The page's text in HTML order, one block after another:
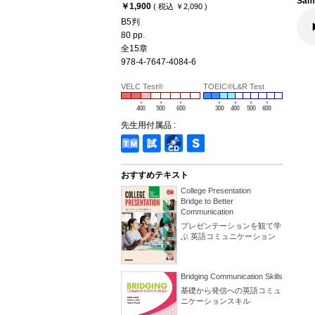
￥1,900 ( 税込 ￥2,090 )
B5判
80 pp.
全15章
978-4-7647-4084-6
VELC Test®
400 500 600
TOEIC®L&R Test
300 400 500 600
先生用付属品 :
おすすめテキスト
College Presentation
Bridge to Better
Communication
プレゼンテーションを観て学
ぶ 英語コミュニケーション
Bridging Communication Skills
基礎から発信への英語コミュ
ニケーションスキル